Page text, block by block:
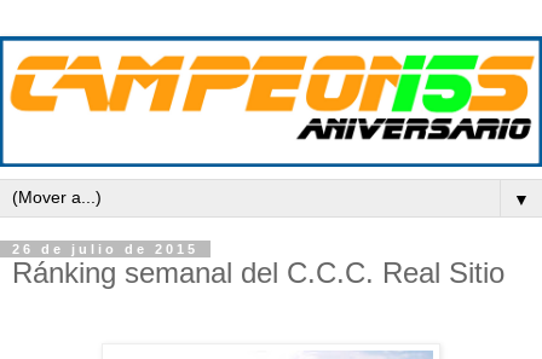
▼
26 de julio de 2015
Ránking semanal del C.C.C. Real Sitio